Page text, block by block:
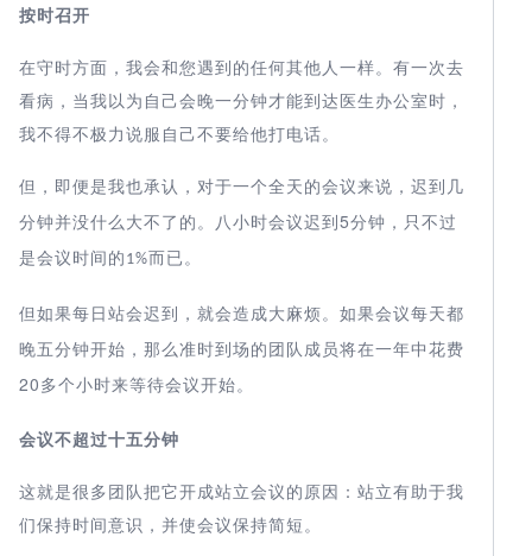
按时召开
在守时方面，我会和您遇到的任何其他人一样。有一次去
看病，当我以为自己会晚一分钟才能到达医生办公室时，
我不得不极力说服自己不要给他打电话。
但，即便是我也承认，对于一个全天的会议来说，迟到几
分钟并没什么大不了的。八小时会议迟到 5分钟，只不过
是会议时间的 1%而已。
但 如果每日站会迟到，就会造成大麻烦。如果会议每天都
晚五分钟开始，那么准时到场 的团队成员将在一年中花费
20 多个小时来等待会议开始。
会议不超过十五分钟
这就是很多团队把它开成站立会议的原因：站立有助于我
们保持时间意识，并使会议保持简短。